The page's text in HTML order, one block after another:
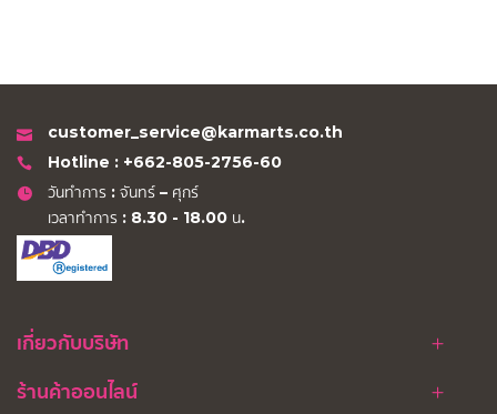
customer_service@karmarts.co.th
Hotline : +662-805-2756-60
วันทำการ : จันทร์ – ศุกร์
เวลาทำการ : 8.30 - 18.00 น.
เกี่ยวกับบริษัท
ร้านค้าออนไลน์